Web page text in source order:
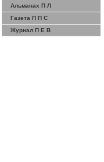
Альманах П Л
Газета П П С
Журнал П Е В